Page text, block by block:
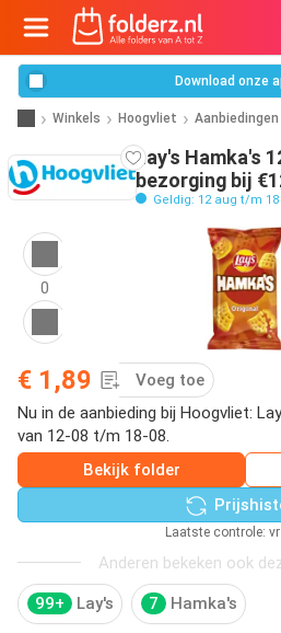
Download onze
Winkels Hoogvliet Aanbiedingen
Lay's Hamka's
bezorging bij
Geldig: 12 aug t/m
0
€ 1,89
Voeg toe
Nu in de aanbieding bij Hoogvliet:
van 12-08 t/m 18-08.
Bekijk folder
Laatste controle:
Anderen bekeken ook
99+ Lay's 7 Hamka's